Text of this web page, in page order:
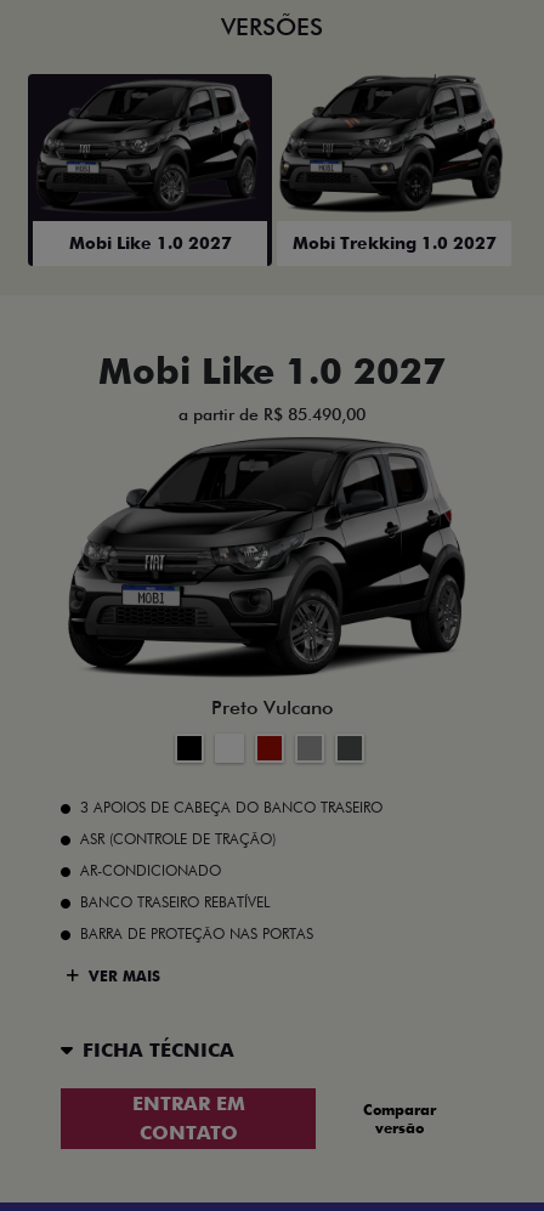
VERSÕES
Mobi Like 1.0 2027 Mobi Trekking 1.0 2027
Mobi Like 1.0 2027
a partir de R$ 85.490,00
Preto Vulcano
3 APOIOS DE CABEÇA DO BANCO TRASEIRO
ASR (CONTROLE DE TRAÇÃO)
AR-CONDICIONADO
BANCO TRASEIRO REBATÍVEL
BARRA DE PROTEÇÃO NAS PORTAS
VER MAIS
FICHA TÉCNICA
ENTRAR EM
CONTATO
Comparar
versão